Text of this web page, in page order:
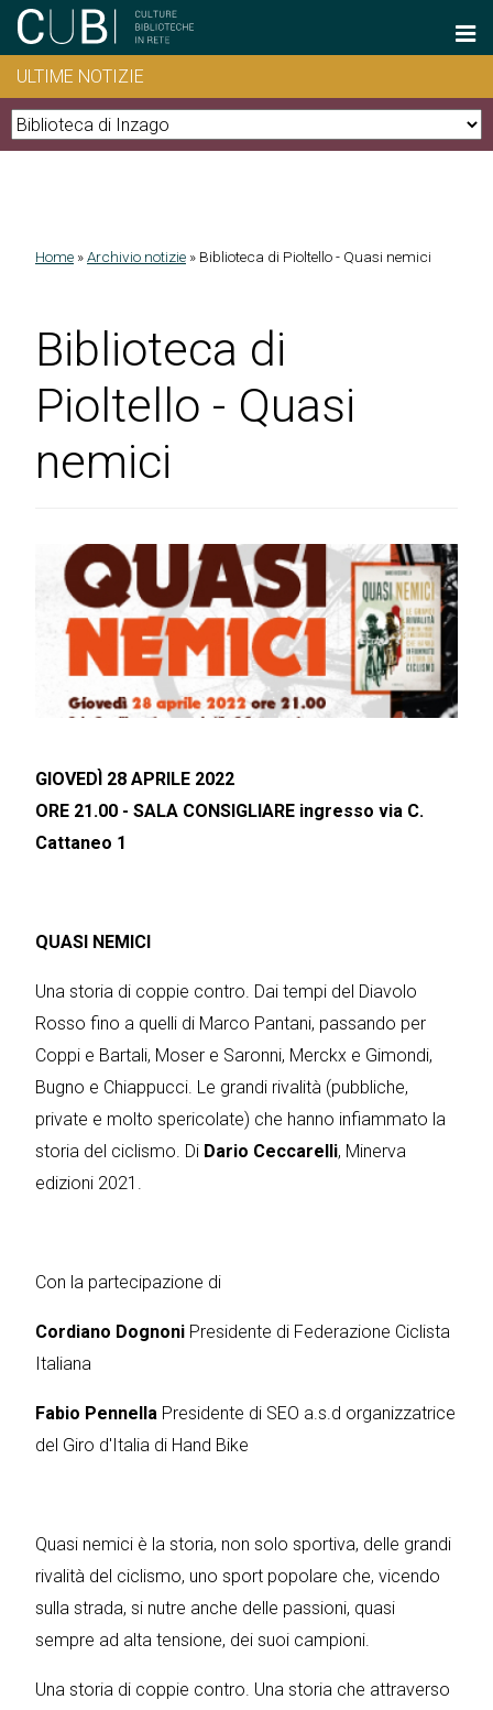
Salta al contenuto principale
ULTIME NOTIZIE
Home »Archivio notizie » Biblioteca di Pioltello - Quasi nemici
Biblioteca di
Pioltello - Quasi
nemici
GIOVEDÌ 28 APRILE 2022
ORE 21.00 - SALA CONSIGLIARE ingresso via C.
Cattaneo 1
QUASI NEMICI
Una storia di coppie contro. Dai tempi del Diavolo
Rosso fino a quelli di Marco Pantani, passando per
Coppi e Bartali, Moser e Saronni, Merckx e Gimondi,
Bugno e Chiappucci. Le grandi rivalità (pubbliche,
private e molto spericolate) che hanno infiammato la
storia del ciclismo. Di Dario Ceccarelli, Minerva
edizioni 2021.
Con la partecipazione di
Cordiano Dognoni Presidente di Federazione Ciclista
Italiana
Fabio Pennella Presidente di SEO a.s.d organizzatrice
del Giro d'Italia di Hand Bike
Quasi nemici è la storia, non solo sportiva, delle grandi
rivalità del ciclismo, uno sport popolare che, vicendo
sulla strada, si nutre anche delle passioni, quasi
sempre ad alta tensione, dei suoi campioni.
Una storia di coppie contro. Una storia che attraverso